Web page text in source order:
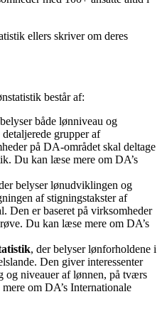
ellers skriver om deres
består af:
både lønniveau og
grupper af
på DA-området skal deltage
Du kan læse mere om DA’s
belyser lønudviklingen og
af stigningstakster af
Den er baseret på virksomheder
Du kan læse mere om DA’s
, der belyser lønforholdene i
Den giver interessenter
og niveauer af lønnen, på tværs
om DA’s Internationale